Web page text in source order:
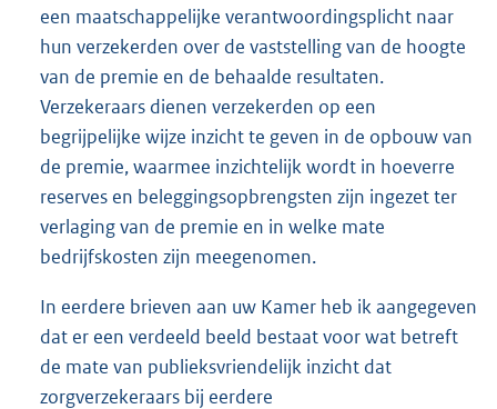
een maatschappelijke verantwoordingsplicht naar
hun verzekerden over de vaststelling van de hoogte
van de premie en de behaalde resultaten.
Verzekeraars dienen verzekerden op een
begrijpelijke wijze inzicht te geven in de opbouw van
de premie, waarmee inzichtelijk wordt in hoeverre
reserves en beleggingsopbrengsten zijn ingezet ter
verlaging van de premie en in welke mate
bedrijfskosten zijn meegenomen.
In eerdere brieven aan uw Kamer heb ik aangegeven
dat er een verdeeld beeld bestaat voor wat betreft
de mate van publieksvriendelijk inzicht dat
zorgverzekeraars bij eerdere